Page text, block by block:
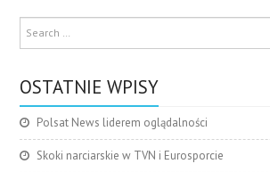
OSTATNIE WPISY
Polsat News liderem oglądalności
Skoki narciarskie w TVN i Eurosporcie